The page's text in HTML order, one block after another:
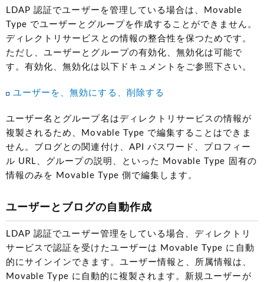
LDAP 認証でユーザーを管理している場合は、Movable
Type でユーザーとグループを作成することができません。
ディレクトリサービスとの情報の整合性を保つためです。
ただし、ユーザーとグループの有効化、無効化は可能で
す。有効化、無効化は以下ドキュメントをご参照下さい。
ユーザーを、無効にする、削除する
ユーザー名とグループ名はディレクトリサービスの情報が
複製されるため、Movable Type で編集することはできま
せん。ブログとの関連付け、API パスワード、プロフィー
ル URL、グループの説明、といった Movable Type 固有の
情報のみを Movable Type 側で編集します。
ユーザーとブログの自動作成
LDAP 認証でユーザー管理をしている場合、ディレクトリ
サービスで認証を受けたユーザーは Movable Type に自動
的にサインインできます。ユーザー情報と、所属情報は、
Movable Type に自動的に複製されます。新規ユーザーが